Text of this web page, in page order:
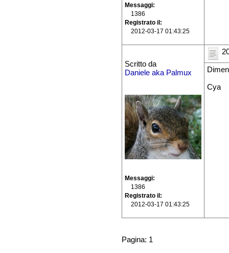
Messaggi
1386
Registrato il
2012-03-17 01:43:25
Scritto da
Daniele aka Palmux
Messaggi
1386
Registrato il
2012-03-17 01:43:25
Cya
Pagina: 1